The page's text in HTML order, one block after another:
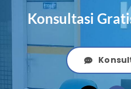
Konsultasi